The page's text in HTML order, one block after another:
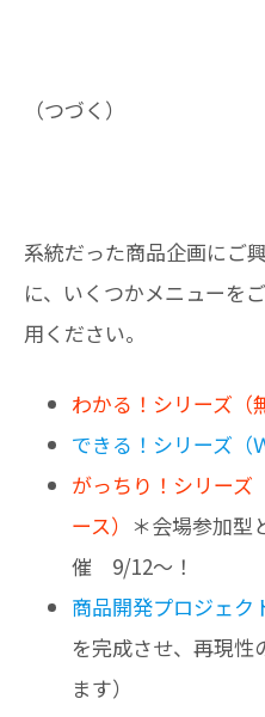
（つづく）
系統だった商品企画にご
に、いくつかメニューを
用ください。
わかる！シリーズ（
できる！シリーズ（
がっちり！シリーズ
ース） ＊会場参加型
催 9/12～！
商品開発プロジェク
を完成させ、再現性
ます）